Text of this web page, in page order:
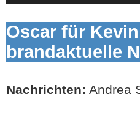
Oscar für
brandaktuelle
Nachrichten: Andrea